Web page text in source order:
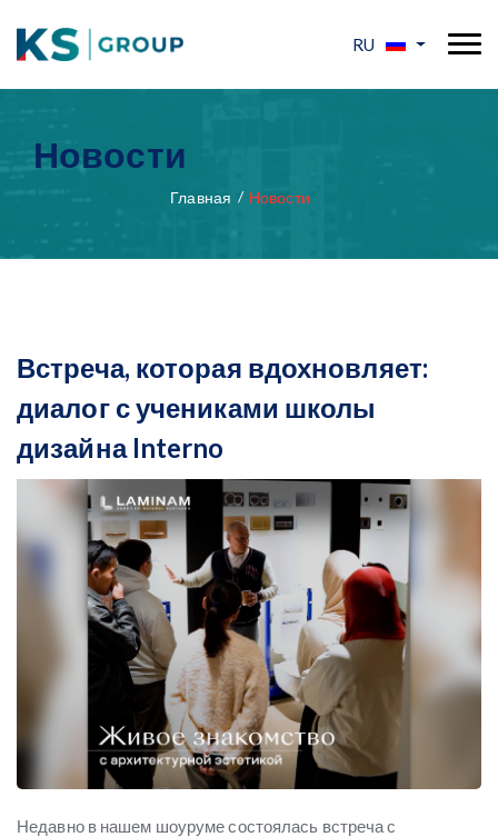
RU
Новости
Главная Новости
Встреча, которая вдохновляет:
диалог с учениками школы
дизайна Interno
Недавно в нашем шоуруме состоялась встреча с